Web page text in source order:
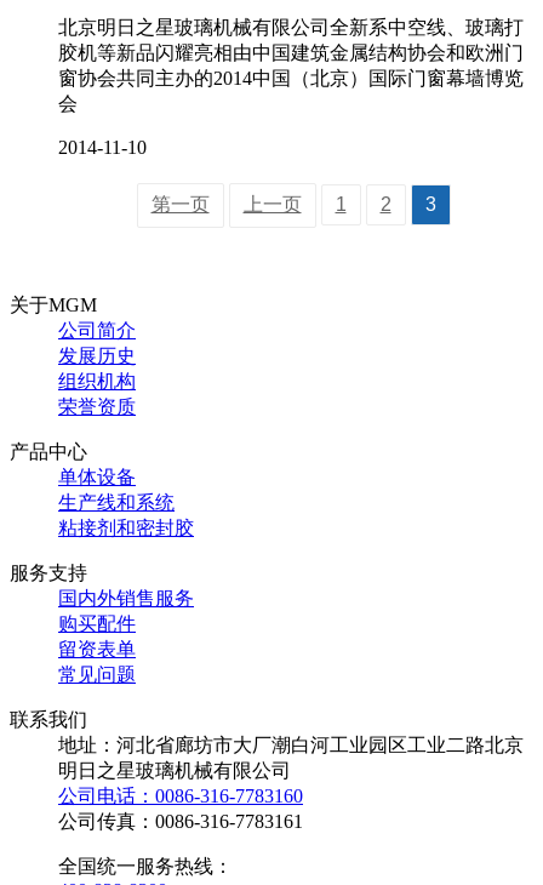
北京明日之星玻璃机械有限公司全新系中空线、玻璃打
胶机等新品闪耀亮相由中国建筑金属结构协会和欧洲门
窗协会共同主办的2014中国（北京）国际门窗幕墙博览
会
2014-11-10
第一页 上一页 1 2 3
关于MGM
公司简介
发展历史
组织机构
荣誉资质
产品中心
单体设备
生产线和系统
粘接剂和密封胶
服务支持
国内外销售服务
购买配件
留资表单
常见问题
联系我们
地址：河北省廊坊市大厂潮白河工业园区工业二路北京
明日之星玻璃机械有限公司
公司电话：0086-316-7783160
公司传真：0086-316-7783161
全国统一服务热线：